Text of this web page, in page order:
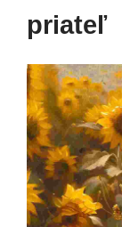
priateľ